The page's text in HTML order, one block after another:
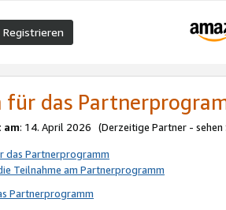
Registrieren
für das
: 14. April 2026 (Derzeitige Partner - sehen
das Partnerprogramm
Teilnahme am Partnerprogramm
Partnerprogramm